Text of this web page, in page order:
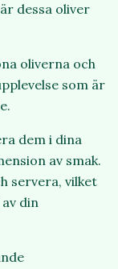
dessa oliver
oliverna och
som är
dem i dina
av smak.
servera, vilket
din